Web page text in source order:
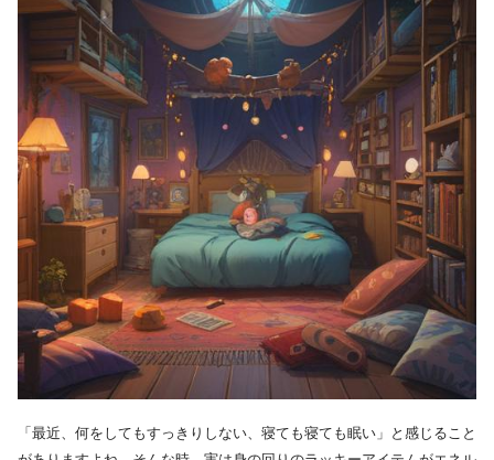
「最近、何をしてもすっきりしない、寝ても寝ても眠い」と感じること